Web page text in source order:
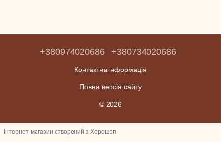
+380974020686 +380734020686
Контактна інформація
Повна версія сайту
© 2026
Інтернет-магазин створений з Хорошоп